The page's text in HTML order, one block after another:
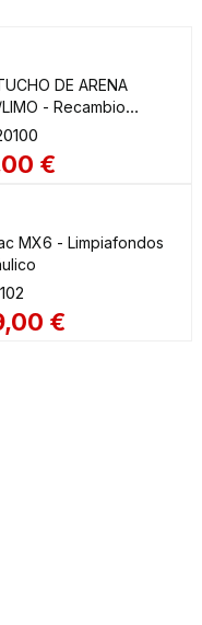
DE ARENA
- Recambio
Zodiac
€
MX6 - Limpiafondos
€